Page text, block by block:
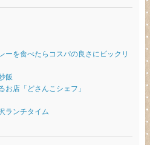
ーを食べたらコスパの良さにビックリ
飯
店「どさんこシェフ」
ランチタイム